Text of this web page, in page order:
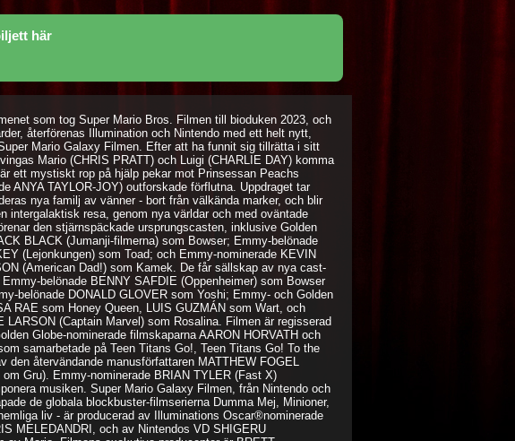
här
som tog Super Mario Bros. Filmen till bioduken 2023, och
återförenas Illumination och Nintendo med ett helt nytt,
Mario Galaxy Filmen. Efter att ha funnit sig tillrätta i sitt
Mario (CHRIS PRATT) och Luigi (CHARLIE DAY) komma
ett mystiskt rop på hjälp pekar mot Prinsessan Peachs
ANYA TAYLOR-JOY) outforskade förflutna. Uppdraget tar
nya familj av vänner - bort från välkända marker, och blir
intergalaktisk resa, genom nya världar och med oväntade
den stjärnspäckade ursprungscasten, inklusive Golden
BLACK (Jumanji-filmerna) som Bowser; Emmy-belönade
(Lejonkungen) som Toad; och Emmy-nominerade KEVIN
(American Dad!) som Kamek. De får sällskap av nya cast-
belönade BENNY SAFDIE (Oppenheimer) som Bowser
belönade DONALD GLOVER som Yoshi; Emmy- och Golden
RAE som Honey Queen, LUIS GUZMÁN som Wart, och
LARSON (Captain Marvel) som Rosalina. Filmen är regisserad
Globe-nominerade filmskaparna AARON HORVATH och
samarbetade på Teen Titans Go!, Teen Titans Go! To the
den återvändande manusförfattaren MATTHEW FOGEL
Gru). Emmy-nominerade BRIAN TYLER (Fast X)
musiken. Super Mario Galaxy Filmen, från Nintendo och
de globala blockbuster-filmserierna Dumma Mej, Minioner,
liv - är producerad av Illuminations Oscar®nominerade
MELEDANDRI, och av Nintendos VD SHIGERU